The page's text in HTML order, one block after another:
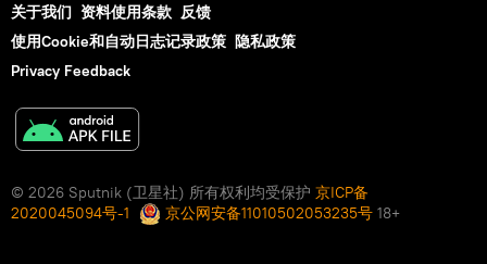
关于我们 资料使用条款 反馈
使用Cookie和自动日志记录政策 隐私政策
Privacy Feedback
© 2026 Sputnik (卫星社) 所有权利均受保护 京ICP备
2020045094号-1
京公网安备11010502053235号 18+